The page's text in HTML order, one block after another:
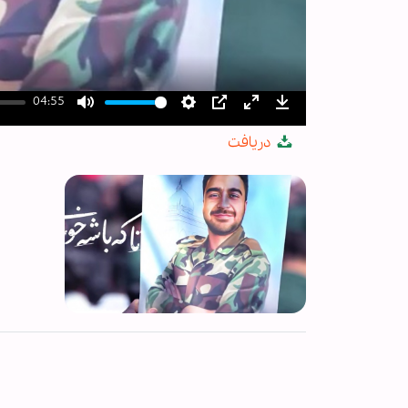
04:55
Mute Settings
PIP Enter
fullscreen
Download
دریافت